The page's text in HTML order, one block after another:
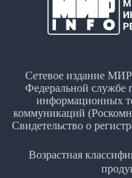
Сетевое издание
Федеральной службе
информационных
коммуникаций
Свидетельство о
Возрастная